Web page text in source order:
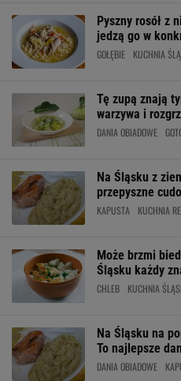
Pyszny rosół z
jedzą go w
GOŁĘBIE KUCHNIA
Tę zupą znają
warzywa i
DANIA OBIADOWE
Na Śląsku z
przepyszne
KAPUSTA KUCHNIA
Może brzmi
Śląsku każdy
CHLEB KUCHNIA
Na Śląsku na
To najlepsze
DANIA OBIADOWE